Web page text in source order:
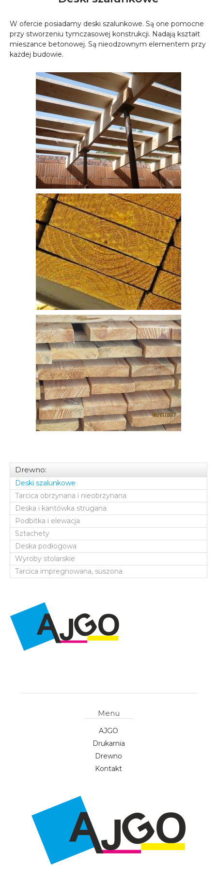
W ofercie posiadamy deski szalunkowe. Są one pomocne
przy stworzeniu tymczasowej konstrukcji. Nadają kształt
mieszance betonowej. Są nieodzownym elementem przy
każdej budowie.
Drewno:
Deski szalunkowe
Tarcica obrzynana i nieobrzynana
Deska i kantówka strugana
Podbitka i elewacja
Sztachety
Deska podłogowa
Wyroby stolarskie
Tarcica impregnowana, suszona
Menu
AJGO
Drukarnia
Drewno
Kontakt